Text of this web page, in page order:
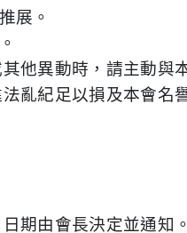
展。
他異動時，請主動與
亂紀足以損及本會名
期由會長決定並通知